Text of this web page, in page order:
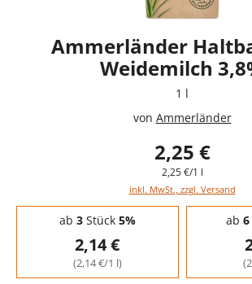
Ammerländer
Weidemilch
1 l
von Ammerländer
2,25 €
2,25 €/1 l
inkl. MwSt., zzgl. Versand
Staffelpreise - Mengenrabatt
ab 3Stück 5%
2,14 €
(2,14 €/1 l)
ab 6